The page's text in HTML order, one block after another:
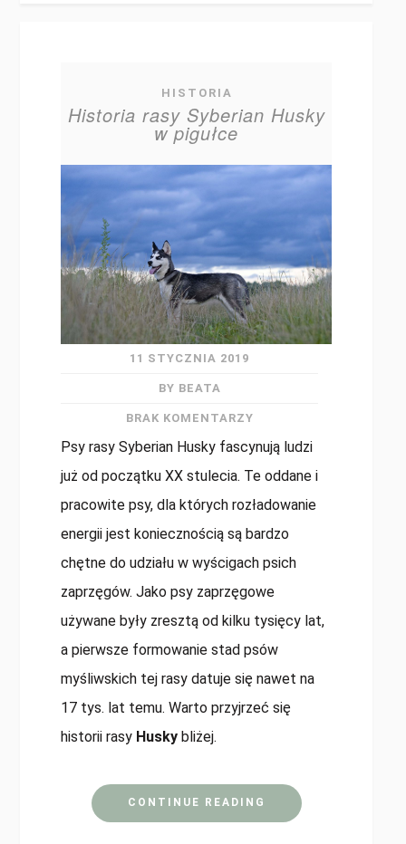
HISTORIA
Historia rasy Syberian Husky
w pigułce
11 STYCZNIA 2019
BY BEATA
BRAK KOMENTARZY
Psy rasy Syberian Husky fascynują ludzi
już od początku XX stulecia. Te oddane i
pracowite psy, dla których rozładowanie
energii jest koniecznością są bardzo
chętne do udziału w wyścigach psich
zaprzęgów. Jako psy zaprzęgowe
używane były zresztą od kilku tysięcy lat,
a pierwsze formowanie stad psów
myśliwskich tej rasy datuje się nawet na
17 tys. lat temu. Warto przyjrzeć się
historii rasy Husky bliżej.
CONTINUE READING